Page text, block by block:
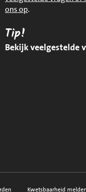
ons op.
Tip!
Bekijk veelgestelde
Kwetsbaarheid melden